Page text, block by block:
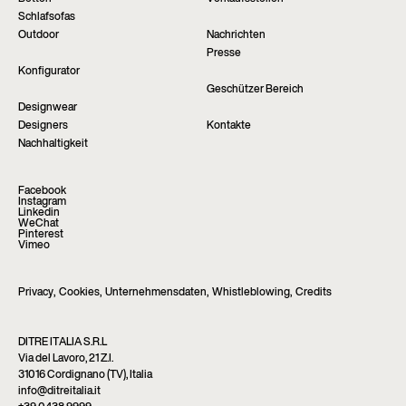
Schlafsofas
Outdoor
Nachrichten
Presse
Konfigurator
Geschützer Bereich
Designwear
Designers
Kontakte
Nachhaltigkeit
Facebook
Instagram
Linkedin
WeChat
Pinterest
Vimeo
Privacy, Cookies, Unternehmensdaten, Whistleblowing, Credits
DITRE ITALIA S.R.L
Via del Lavoro, 21 Z.I.
31016 Cordignano (TV), Italia
info@ditreitalia.it